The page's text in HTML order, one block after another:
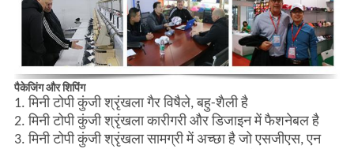
पैकेजिंग और शिपिंग
1. मिनी टोपी कुंजी श्रृंखला गैर विषैले, बहु-शैली है
2. मिनी टोपी कुंजी श्रृंखला कारीगरी और डिजाइन में फैशनेबल है
3. मिनी टोपी कुंजी श्रृंखला सामग्री में अच्छा है जो एसजीएस, एन